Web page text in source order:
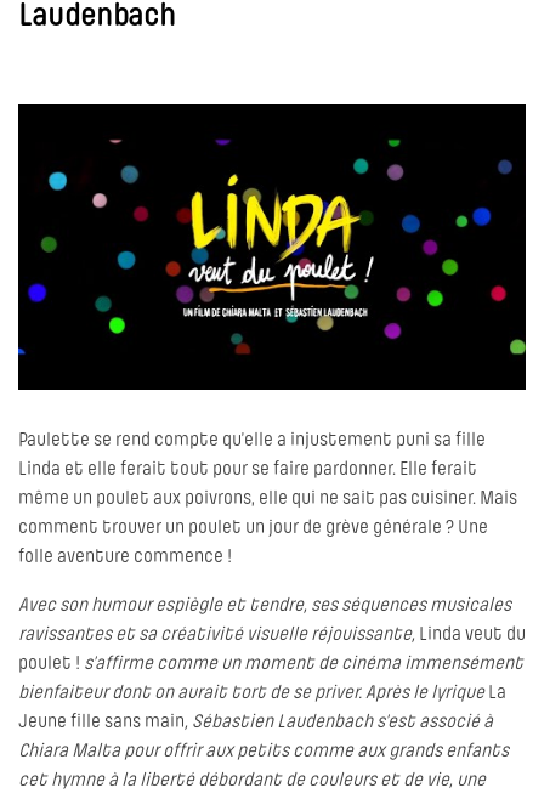
Laudenbach
Paulette se rend compte qu’elle a injustement puni sa fille
Linda et elle ferait tout pour se faire pardonner. Elle ferait
même un poulet aux poivrons, elle qui ne sait pas cuisiner. Mais
comment trouver un poulet un jour de grève générale ? Une
folle aventure commence !
Avec son humour espiègle et tendre, ses séquences musicales
ravissantes et sa créativité visuelle réjouissante, Linda veut du
poulet ! s’affirme comme un moment de cinéma immensément
bienfaiteur dont on aurait tort de se priver. Après le lyrique La
Jeune fille sans main, Sébastien Laudenbach s’est associé à
Chiara Malta pour offrir aux petits comme aux grands enfants
cet hymne à la liberté débordant de couleurs et de vie, une